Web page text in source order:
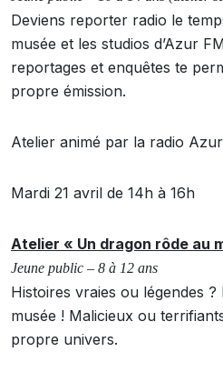
Deviens reporter radio le
musée et les studios d’Azur
reportages et enquêtes te
propre émission.
Atelier animé par la radio
Mardi 21 avril de 14h à 16h
Atelier « Un dragon rôde au
Jeune public – 8 à 12 ans
Histoires vraies ou légendes ?
musée ! Malicieux ou
propre univers.